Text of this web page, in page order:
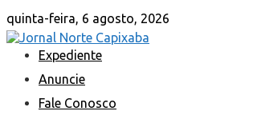
quinta-feira, 6 agosto, 2026
Expediente
Anuncie
Fale Conosco